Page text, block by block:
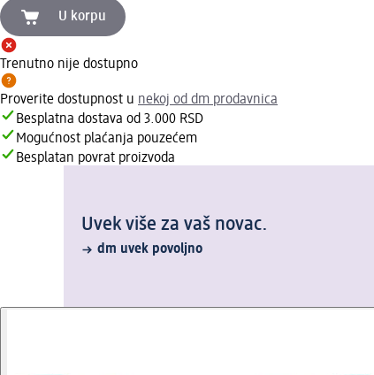
U korpu
Trenutno nije dostupno
Proverite dostupnost u nekoj od dm prodavnica
Besplatna dostava od 3.000 RSD
Mogućnost plaćanja pouzećem
Besplatan povrat proizvoda
Uvek više za vaš novac.
dm uvek povoljno